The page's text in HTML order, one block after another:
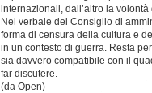
internazionali, dall’altro la
Nel verbale del Consiglio di
forma di censura della cultura e
in un contesto di guerra. Resta
sia davvero compatibile con il
far discutere.
(da Open)